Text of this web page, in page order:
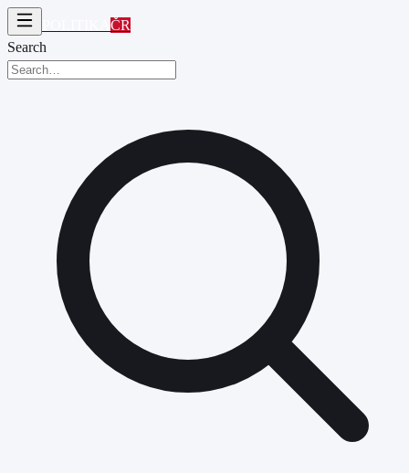
ČR
Search